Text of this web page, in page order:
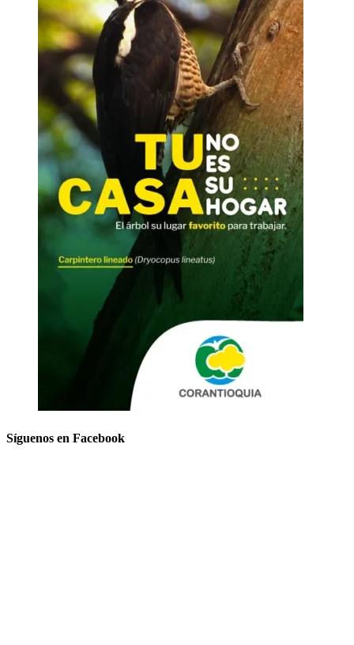
Síguenos en Facebook